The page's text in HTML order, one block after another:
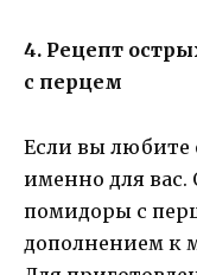
4. Рецепт
с перцем
Если вы любите
именно для
помидоры с
дополнением к